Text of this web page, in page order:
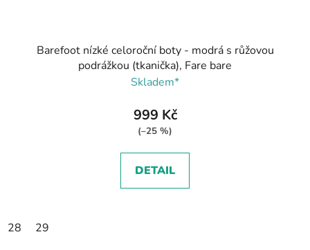
Barefoot nízké celoroční boty - modrá s růžovou
podrážkou (tkanička), Fare bare
Skladem*
999 Kč
(–25 %)
DETAIL
28 29